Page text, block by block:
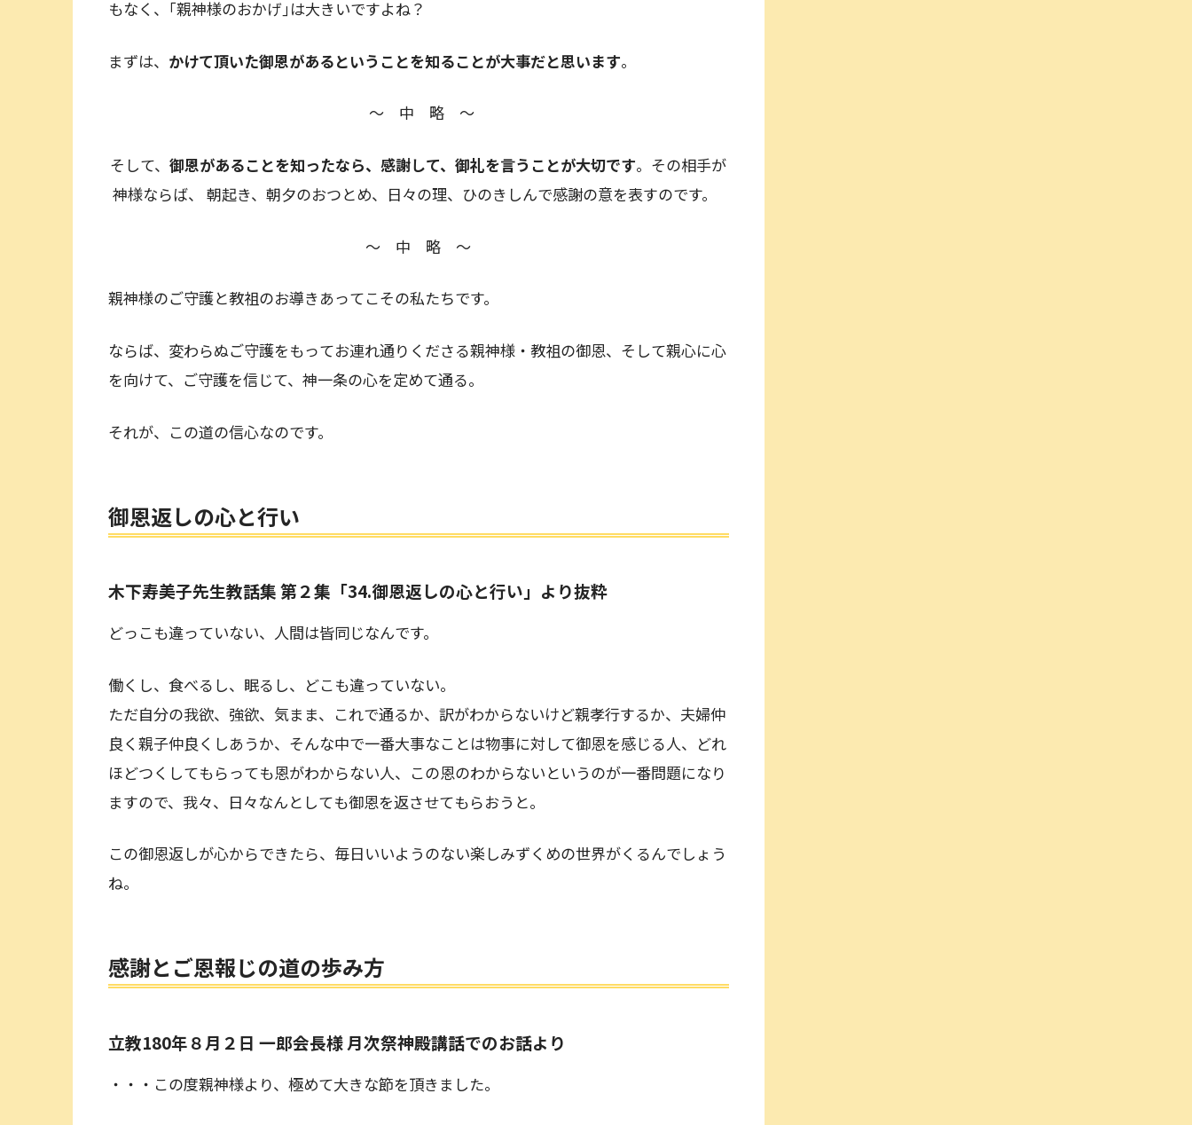
もなく、｢親神様のおかげ｣は大きいですよね？
まずは、 かけて頂いた御恩があるということを知ることが大事だと思います。
～ 中 略 ～
そして、御恩があることを知ったなら、感謝して、御礼を言うことが大切です。その相手が
神様ならば、 朝起き、朝夕のおつとめ、日々の理、ひのきしんで感謝の意を表すのです。
～ 中 略 ～
親神様のご守護と教祖のお導きあってこその私たちです。
ならば、変わらぬご守護をもってお連れ通りくださる親神様・教祖の御恩、そして親心に心
を向けて、ご守護を信じて、神一条の心を定めて通る。
それが、この道の信心なのです。
御恩返しの心と行い
木下寿美子先生教話集 第２集「34.御恩返しの心と行い」より抜粋
どっこも違っていない、人間は皆同じなんです。
働くし、食べるし、眠るし、どこも違っていない。
ただ自分の我欲、強欲、気まま、これで通るか、訳がわからないけど親孝行するか、夫婦仲
良く親子仲良くしあうか、そんな中で一番大事なことは物事に対して御恩を感じる人、どれ
ほどつくしてもらっても恩がわからない人、この恩のわからないというのが一番問題になり
ますので、我々、日々なんとしても御恩を返させてもらおうと。
この御恩返しが心からできたら、毎日いいようのない楽しみずくめの世界がくるんでしょう
ね。
感謝とご恩報じの道の歩み方
立教180年８月２日 一郎会長様 月次祭神殿講話でのお話より
・・・この度親神様より、極めて大きな節を頂きました。